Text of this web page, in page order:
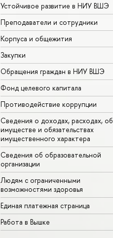
Устойчивое развитие в НИУ ВШЭ
Преподаватели и сотрудники
Корпуса и общежития
Закупки
Обращения граждан в НИУ ВШЭ
Фонд целевого капитала
Противодействие коррупции
Сведения о доходах, расходах, об
имуществе и обязательствах
имущественного характера
Сведения об образовательной
организации
Людям с ограниченными
возможностями здоровья
Единая платежная страница
Работа в Вышке